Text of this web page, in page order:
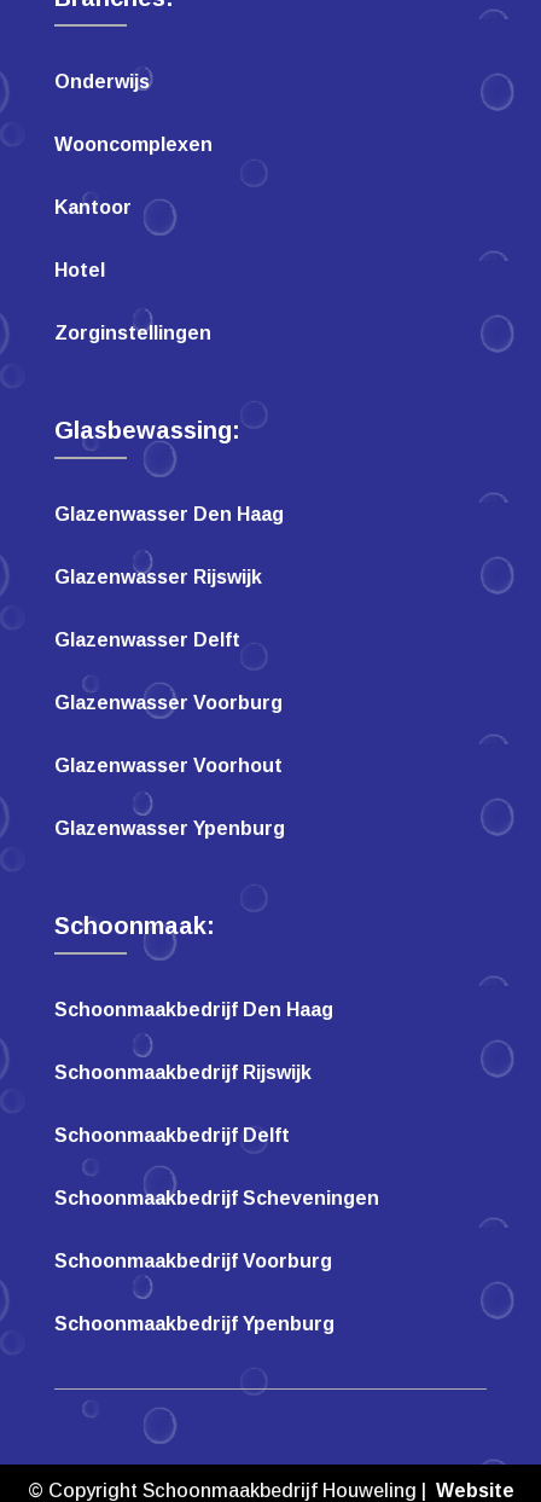
Onderwijs
Wooncomplexen
Kantoor
Hotel
Zorginstellingen
Glasbewassing:
Glazenwasser Den Haag
Glazenwasser Rijswijk
Glazenwasser Delft
Glazenwasser Voorburg
Glazenwasser Voorhout
Glazenwasser Ypenburg
Schoonmaak:
Schoonmaakbedrijf Den Haag
Schoonmaakbedrijf Rijswijk
Schoonmaakbedrijf Delft
Schoonmaakbedrijf Scheveningen
Schoonmaakbedrijf Voorburg
Schoonmaakbedrijf Ypenburg
© Copyright Schoonmaakbedrijf Houweling | Website